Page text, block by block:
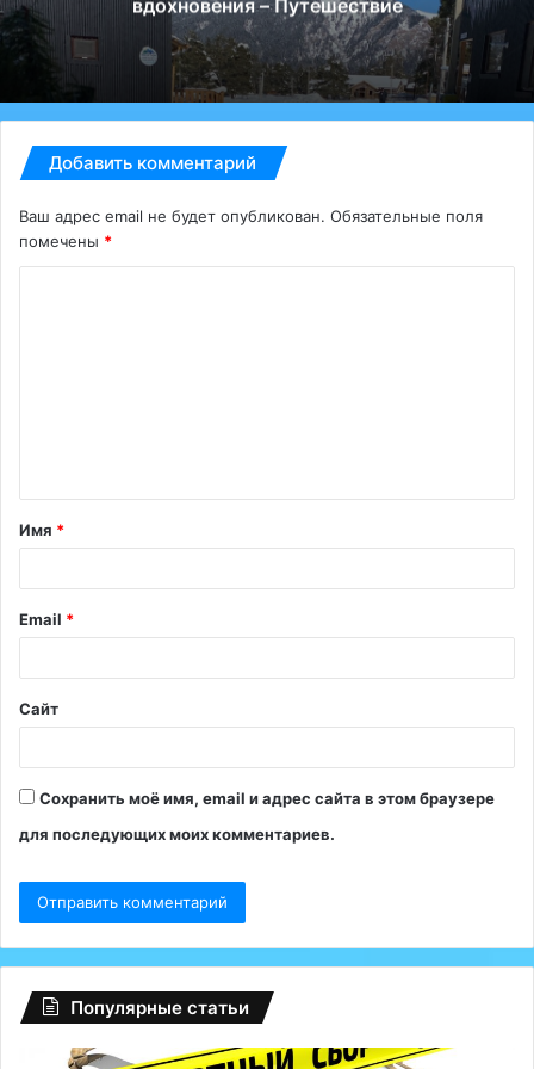
вдохновения – Путешествие
Добавить комментарий
Ваш адрес email не будет опубликован. Обязательные поля
помечены *
т
а
й
*
Имя *
Email *
Сайт
Сохранить моё имя, email и адрес сайта в этом браузере
для последующих моих комментариев.
Популярные статьи
Регионам